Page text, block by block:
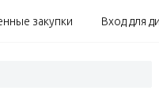
закупки Вход для